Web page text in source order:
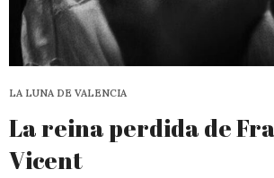
LA LUNA DE VALENCIA
La reina perdida de
Vicent